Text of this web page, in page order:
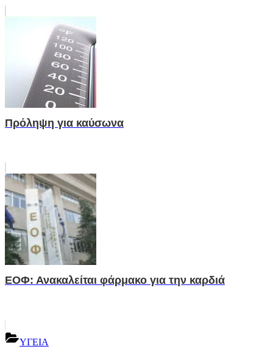
Πρόληψη για καύσωνα
ΕΟΦ: Ανακαλείται φάρμακο για την καρδιά
ΥΓΕΙΑ